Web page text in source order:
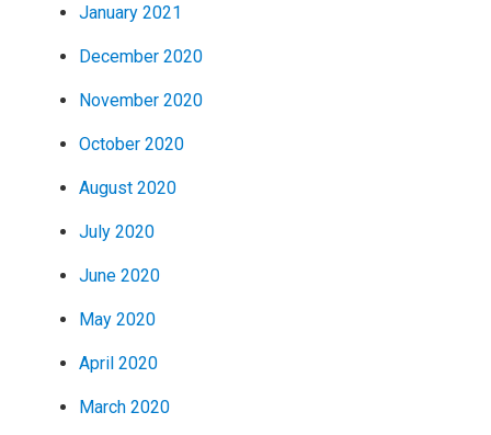
January 2021
December 2020
November 2020
October 2020
August 2020
July 2020
June 2020
May 2020
April 2020
March 2020